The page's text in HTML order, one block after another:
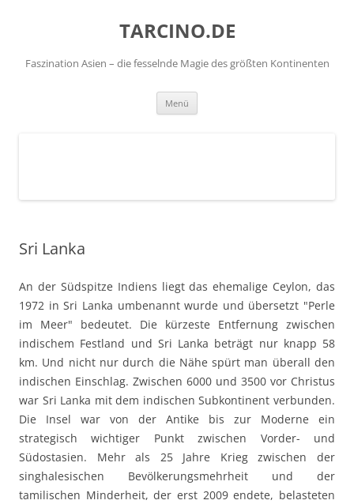
TARCINO.DE
Faszination Asien – die fesselnde Magie des größten Kontinenten
Menü
Sri Lanka
An der Südspitze Indiens liegt das ehemalige Ceylon, das
1972 in Sri Lanka umbenannt wurde und übersetzt "Perle
im Meer" bedeutet. Die kürzeste Entfernung zwischen
indischem Festland und Sri Lanka beträgt nur knapp 58
km. Und nicht nur durch die Nähe spürt man überall den
indischen Einschlag. Zwischen 6000 und 3500 vor Christus
war Sri Lanka mit dem indischen Subkontinent verbunden.
Die Insel war von der Antike bis zur Moderne ein
strategisch wichtiger Punkt zwischen Vorder- und
Südostasien. Mehr als 25 Jahre Krieg zwischen der
singhalesischen Bevölkerungsmehrheit und der
tamilischen Minderheit, der erst 2009 endete, belasteten